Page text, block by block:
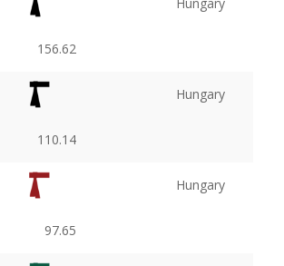
156.62
Hungary
110.14
Hungary
97.65